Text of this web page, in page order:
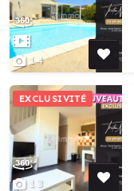
14
13
EXCLUSIVITÉ